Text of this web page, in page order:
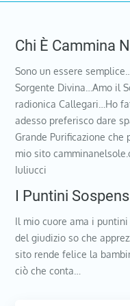
Chi È Cammina
Sono un essere
Sorgente Divina…Amo il
radionica Callegari…Ho
adesso preferisco dare
Grande Purificazione che
mio sito
Iuliucci
I Puntini
Il mio cuore ama i
del giudizio so che
sito rende felice la
ciò che conta…